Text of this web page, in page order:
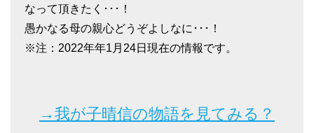
なって頂きたく･･･！
愚かなる母の親心どうぞよしなに･･･！
※注：2022年年1月24日現在の情報です。
→我が子晴信の物語を見てみる？